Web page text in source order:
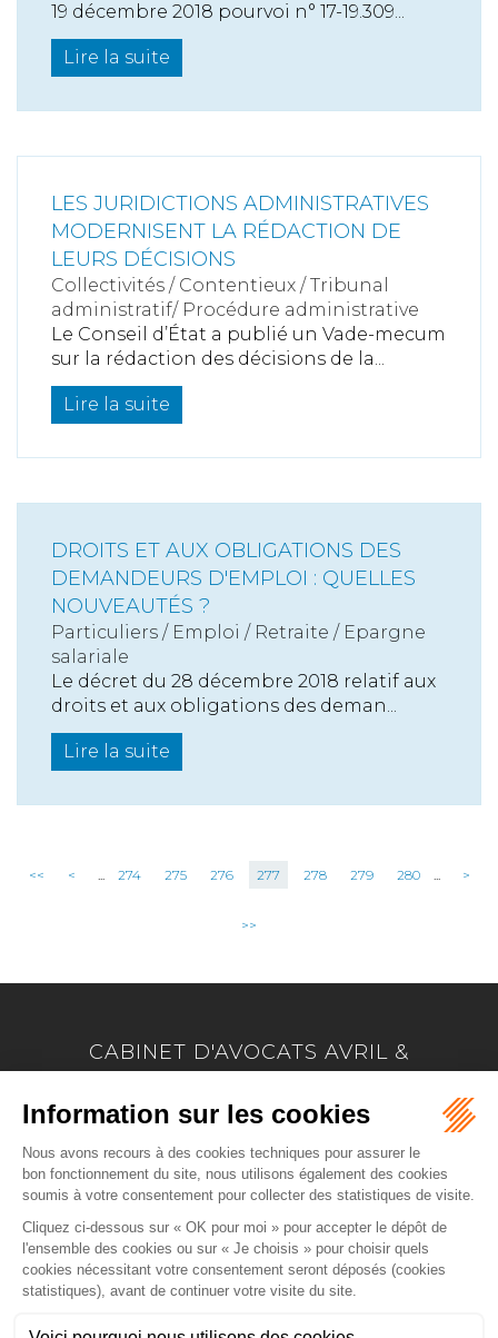
19 décembre 2018 pourvoi n° 17-19.309...
Lire la suite
LES JURIDICTIONS ADMINISTRATIVES
MODERNISENT LA RÉDACTION DE
LEURS DÉCISIONS
Collectivités / Contentieux /Tribunal
administratif/ Procédure administrative
Le Conseil d’État a publié un Vade-mecum
sur la rédaction des décisions de la...
Lire la suite
DROITS ET AUX OBLIGATIONS DES
DEMANDEURS D'EMPLOI : QUELLES
NOUVEAUTÉS ?
Particuliers / Emploi / Retraite / Epargne
salariale
Le décret du 28 décembre 2018 relatif aux
droits et aux obligations des deman...
Lire la suite
<< < ... 274 275 276 277 278 279 280 ... >
>>
CABINET D'AVOCATS AVRIL &
22042 SAINT BRIEUC
Tél :
02 96 33 60 24 Fax : 02 96 33 74 66
NOUS LOCALISER